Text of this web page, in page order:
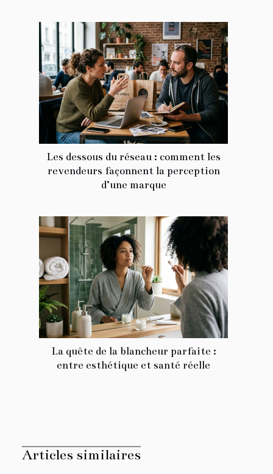
Les dessous du réseau : comment les
revendeurs façonnent la perception
d’une marque
La quête de la blancheur parfaite :
entre esthétique et santé réelle
Articles similaires